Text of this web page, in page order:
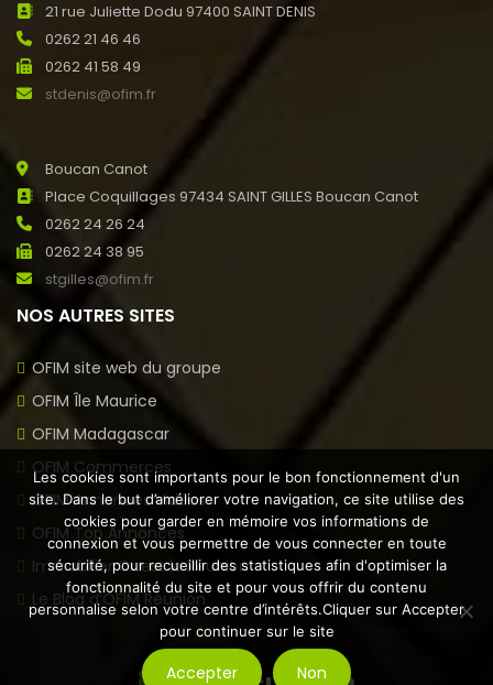
21 rue Juliette Dodu 97400 SAINT DENIS
0262 21 46 46
0262 41 58 49
stdenis@ofim.fr
Boucan Canot
Place Coquillages 97434 SAINT GILLES Boucan Canot
0262 24 26 24
0262 24 38 95
stgilles@ofim.fr
NOS AUTRES SITES
OFIM site web du groupe
OFIM Île Maurice
OFIM Madagascar
OFIM Commerces
OFIM Annonces Vidéos
OFIM Top Annonces
Immobilier Ouest la Réunion
Le Blog d’OFIM Réunion
Les cookies sont importants pour le bon fonctionnement d'un
site. Dans le but d’améliorer votre navigation, ce site utilise des
cookies pour garder en mémoire vos informations de
connexion et vous permettre de vous connecter en toute
sécurité, pour recueillir des statistiques afin d'optimiser la
fonctionnalité du site et pour vous offrir du contenu
personnalise selon votre centre d’intérêts.Cliquer sur Accepter
pour continuer sur le site
Accepter Non